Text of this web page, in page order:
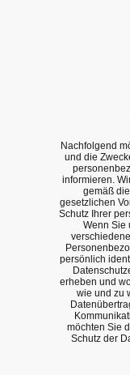
Nachfolgend
und die
informieren.
gemäß
gesetzlichen
Schutz Ihrer
Wenn Sie
persönlich
erheben und
wie und zu
möchten Sie
Schutz der